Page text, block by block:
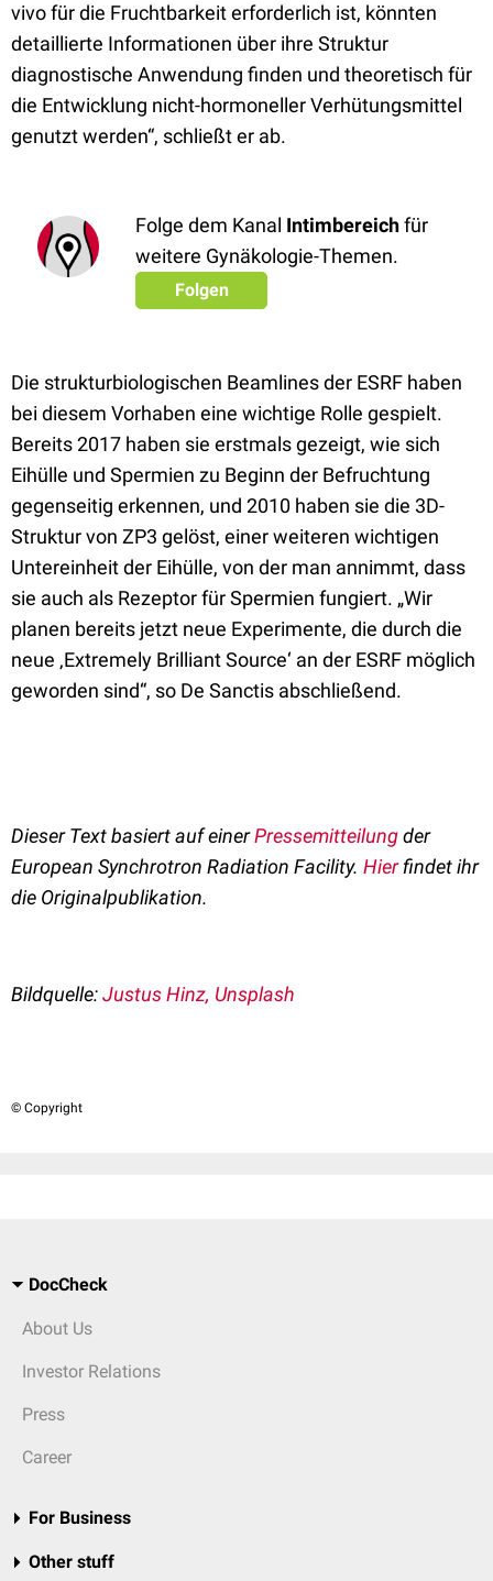
vivo für die Fruchtbarkeit erforderlich ist, könnten
detaillierte Informationen über ihre Struktur
diagnostische Anwendung finden und theoretisch für
die Entwicklung nicht-hormoneller Verhütungsmittel
genutzt werden“, schließt er ab.
Folge dem Kanal Intimbereichfür
weitere Gynäkologie-Themen.
Folgen
Die strukturbiologischen Beamlines der ESRF haben
bei diesem Vorhaben eine wichtige Rolle gespielt.
Bereits 2017 haben sie erstmals gezeigt, wie sich
Eihülle und Spermien zu Beginn der Befruchtung
gegenseitig erkennen, und 2010 haben sie die 3D-
Struktur von ZP3 gelöst, einer weiteren wichtigen
Untereinheit der Eihülle, von der man annimmt, dass
sie auch als Rezeptor für Spermien fungiert. „Wir
planen bereits jetzt neue Experimente, die durch die
neue ‚Extremely Brilliant Source‘ an der ESRF möglich
geworden sind“, so De Sanctis abschließend.
Dieser Text basiert auf einerPressemitteilungder
European Synchrotron Radiation Facility. Hierfindet ihr
die Originalpublikation.
Bildquelle:Justus Hinz, Unsplash
© Copyright
DocCheck
About Us
Investor Relations
Press
Career
For Business
Other stuff